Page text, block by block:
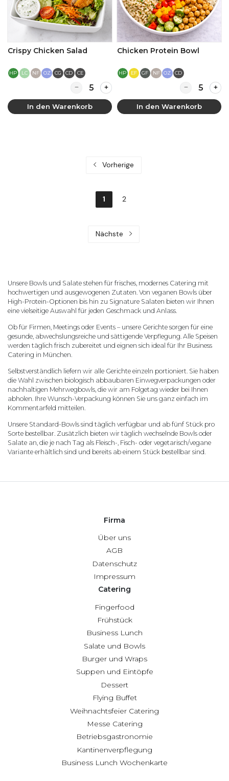
Crispy Chicken Salad
HP LC NF OZ CG CD CE
Quantity for Crispy Chicken Salad
In den Warenkorb
Chicken Protein Bowl
HP EF GF NF OZ CD
Quantity for
In den Warenkorb
Vorherige
1 2
Nächste
Unsere Bowls und Salate stehen für frisches, modernes Catering mit
hochwertigen und ausgewogenen Zutaten. Von veganen Bowls über
High-Protein-Optionen bis hin zu Signature Salaten bieten wir Ihnen
eine vielseitige Auswahl für jeden Geschmack und Anlass.
Ob für Firmen, Meetings oder Events – unsere Gerichte sorgen für eine
gesunde, abwechslungsreiche und sättigende Verpflegung. Alle Speisen
werden täglich frisch zubereitet und eignen sich ideal für Ihr Business
Catering in München.
Selbstverständlich liefern wir alle Gerichte einzeln portioniert. Sie haben
die Wahl zwischen biologisch abbaubaren Einwegverpackungen oder
nachhaltigen Mehrwegbowls, die wir am Folgetag wieder bei Ihnen
abholen. Ihre Wunsch-Verpackung können Sie uns ganz einfach im
Kommentarfeld mitteilen.
Unsere Standard-Bowls sind täglich verfügbar und ab fünf Stück pro
Sorte bestellbar. Zusätzlich bieten wir täglich wechselnde Bowls oder
Salate an, die je nach Tag als Fleisch-, Fisch- oder vegetarisch/vegane
Variante erhältlich sind und bereits ab einem Stück bestellbar sind.
Firma
Über uns
AGB
Datenschutz
Impressum
Catering
Fingerfood
Frühstück
Business Lunch
Salate und Bowls
Burger und Wraps
Suppen und Eintöpfe
Dessert
Flying Buffet
Weihnachtsfeier Catering
Messe Catering
Betriebsgastronomie
Kantinenverpflegung
Business Lunch Wochenkarte